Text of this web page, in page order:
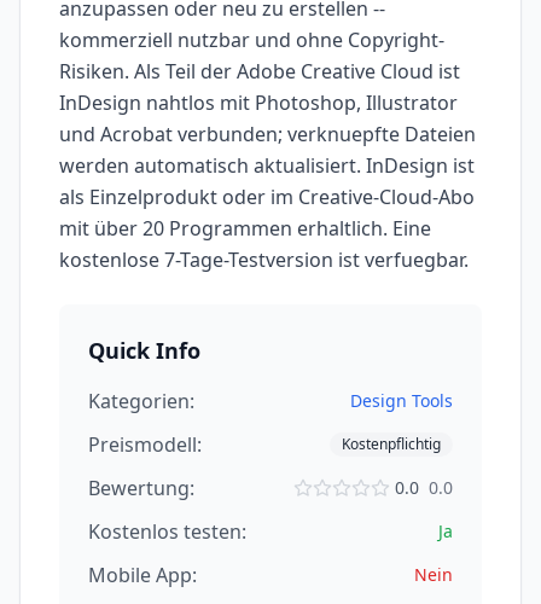
anzupassen oder neu zu erstellen --
kommerziell nutzbar und ohne Copyright-
Risiken. Als Teil der Adobe Creative Cloud ist
InDesign nahtlos mit Photoshop, Illustrator
und Acrobat verbunden; verknuepfte Dateien
werden automatisch aktualisiert. InDesign ist
als Einzelprodukt oder im Creative-Cloud-Abo
mit über 20 Programmen erhaltlich. Eine
kostenlose 7-Tage-Testversion ist verfuegbar.
Quick Info
Kategorien: Design Tools
Preismodell: Kostenpflichtig
Bewertung: 0.0 0.0
Kostenlos testen: Ja
Mobile App: Nein